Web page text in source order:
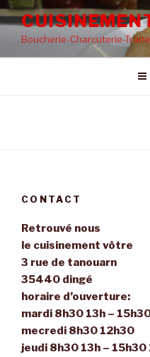
Aller
au
contenu
principal
Boucherie-Charcuterie-
CONTACT
Retrouvé nous
le cuisinement vôtre
3 rue de tanouarn
35440 dingé
horaire d’ouverture:
mardi 8h30 13h –
mecredi 8h30 12h30
jeudi 8h30 13h – 15h30